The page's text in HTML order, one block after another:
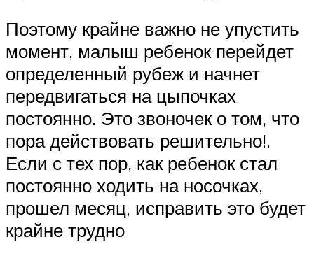
Поэтому крайне важно не упустить
момент, малыш ребенок перейдет
определенный рубеж и начнет
передвигаться на цыпочках
постоянно. Это звоночек о том, что
пора действовать решительно!.
Если с тех пор, как ребенок стал
постоянно ходить на носочках,
прошел месяц, исправить это будет
крайне трудно